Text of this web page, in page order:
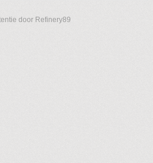
door Refinery89